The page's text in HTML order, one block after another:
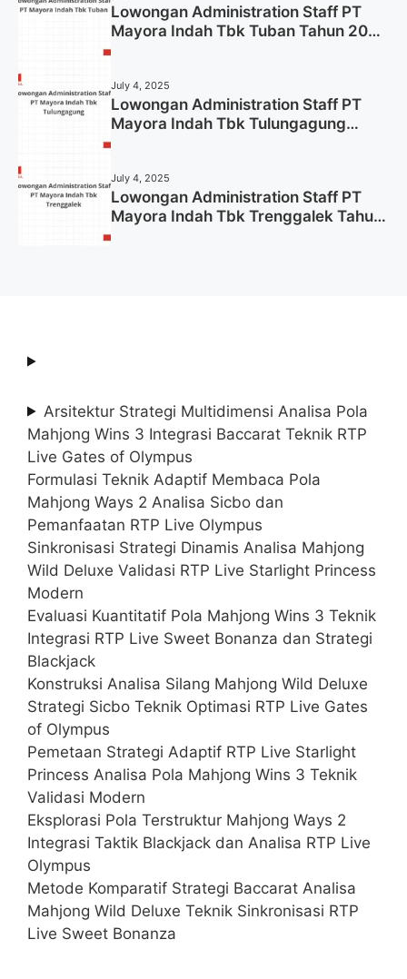
Lowongan Administration Staff PT
Mayora Indah Tbk Tuban Tahun 2025
July 4, 2025
Lowongan Administration Staff PT
Mayora Indah Tbk Tulungagung
July 4, 2025
Lowongan Administration Staff PT
Mayora Indah Tbk Trenggalek Tahun
Arsitektur Strategi Multidimensi Analisa Pola
Mahjong Wins 3 Integrasi Baccarat Teknik RTP
Live Gates of Olympus
Formulasi Teknik Adaptif Membaca Pola
Mahjong Ways 2 Analisa Sicbo dan
Pemanfaatan RTP Live Olympus
Sinkronisasi Strategi Dinamis Analisa Mahjong
Wild Deluxe Validasi RTP Live Starlight Princess
Modern
Evaluasi Kuantitatif Pola Mahjong Wins 3 Teknik
Integrasi RTP Live Sweet Bonanza dan Strategi
Blackjack
Konstruksi Analisa Silang Mahjong Wild Deluxe
Strategi Sicbo Teknik Optimasi RTP Live Gates
of Olympus
Pemetaan Strategi Adaptif RTP Live Starlight
Princess Analisa Pola Mahjong Wins 3 Teknik
Validasi Modern
Eksplorasi Pola Terstruktur Mahjong Ways 2
Integrasi Taktik Blackjack dan Analisa RTP Live
Olympus
Metode Komparatif Strategi Baccarat Analisa
Mahjong Wild Deluxe Teknik Sinkronisasi RTP
Live Sweet Bonanza